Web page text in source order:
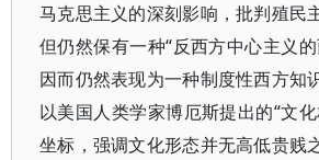
马克思主义的深刻影响，批判殖民
但仍然保有一种“反西方中心主义的
因而仍然表现为一种制度性西方知
以美国人类学家博厄斯提出的“文
坐标，强调文化形态并无高低贵贱